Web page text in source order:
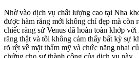
Nhờ vào dịch vụ chất lượng cao tại Nha
được hàm răng mới không chỉ đẹp mà còn
chiếc răng sứ Venus đã hoàn toàn khớp với
răng thật và tôi không cảm thấy bất kỳ sự
rõ rệt về mặt thẩm mỹ và chức năng nhai